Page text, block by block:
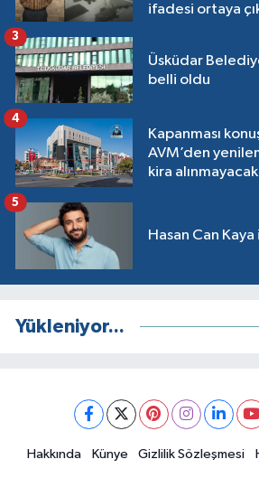
ifadesi ortaya
Üsküdar
belli oldu
3
Kapanması
AVM’den
kira alınmayacak
4
Hasan Can
5
Yükleniyor...
Hakkında Künye Gizlilik Sözleşmesi